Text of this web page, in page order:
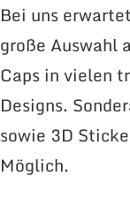
Bei uns
große Auswahl
Caps in vielen
Designs.
sowie 3D
Möglich.